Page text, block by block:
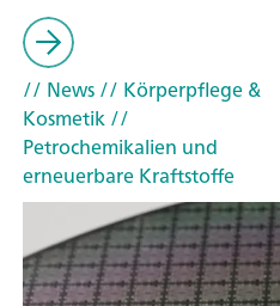
// News// Körperpflege &
Kosmetik//
Petrochemikalien und
erneuerbare Kraftstoffe